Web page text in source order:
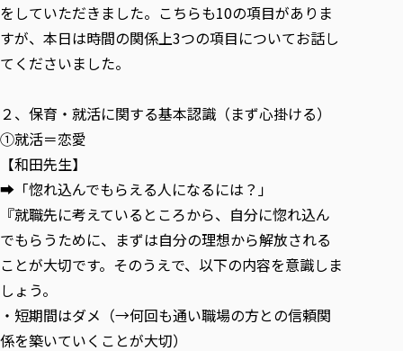
をしていただきました。こちらも10の項目がありま
すが、本日は時間の関係上3つの項目についてお話し
てくださいました。
２、保育・就活に関する基本認識（まず心掛ける）
①就活＝恋愛
【和田先生】
➡「惚れ込んでもらえる人になるには？」
『就職先に考えているところから、自分に惚れ込ん
でもらうために、まずは自分の理想から解放される
ことが大切です。そのうえで、以下の内容を意識しま
しょう。
・短期間はダメ（→何回も通い職場の方との信頼関
係を築いていくことが大切）